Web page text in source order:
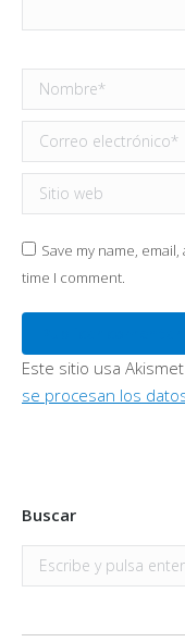
Nombre *
Correo electrónico *
Sitio web
Save my name,
time I comment.
Este sitio usa
se procesan los
Buscar
Buscar: